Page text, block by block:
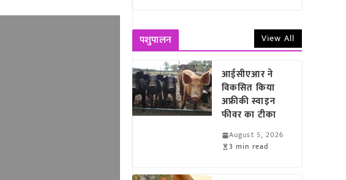
पशुपालन View All
आईसीएआर ने
विकसित किया
अफ्रीकी स्वाइन
फीवर का टीका
August 5, 2026
3 min read